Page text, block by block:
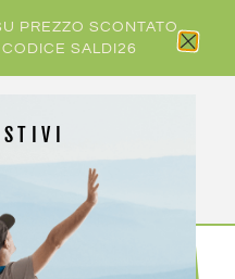
PREZZO SCONTATO
CODICE SALDI26